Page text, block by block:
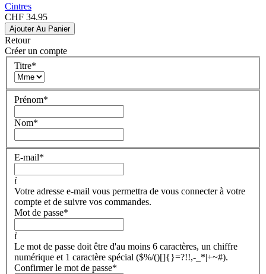
Cintres
CHF 34.95
Ajouter Au Panier
Retour
Créer un compte
Titre*
Prénom*
Nom*
E-mail*
i
Votre adresse e-mail vous permettra de vous connecter à votre
compte et de suivre vos commandes.
Mot de passe*
i
Le mot de passe doit être d'au moins 6 caractères, un chiffre
numérique et 1 caractère spécial ($%/()[]{}=?!!,-_*|+~#).
Confirmer le mot de passe*